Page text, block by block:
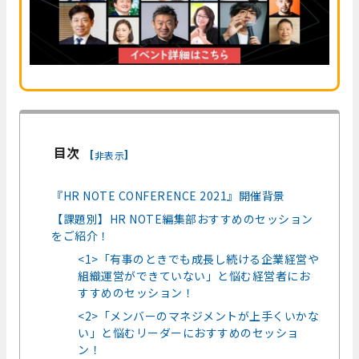
目次 [非表示]
『HR NOTE CONFERENCE 2021』開催背景
【課題別】HR NOTE編集部おすすめのセッション
をご紹介！
<1>「有事のときでも成長し続ける企業経営や
組織運営ができていない」と悩む経営者にお
すすめのセッション！
<2>「メンバーのマネジメントが上手くいかな
い」と悩むリーダーにおすすめのセッショ
ン！